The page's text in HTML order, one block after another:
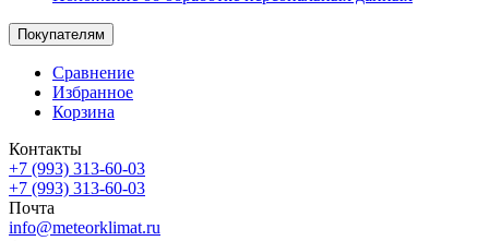
Покупателям
Сравнение
Избранное
Корзина
Контакты
+7 (993) 313-60-03
+7 (993) 313-60-03
Почта
info@meteorklimat.ru